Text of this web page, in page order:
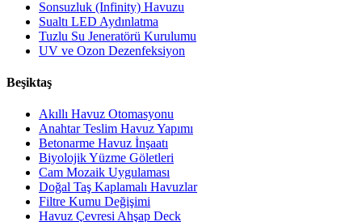
Sonsuzluk (Infinity) Havuzu
Sualtı LED Aydınlatma
Tuzlu Su Jeneratörü Kurulumu
UV ve Ozon Dezenfeksiyon
Beşiktaş
Akıllı Havuz Otomasyonu
Anahtar Teslim Havuz Yapımı
Betonarme Havuz İnşaatı
Biyolojik Yüzme Göletleri
Cam Mozaik Uygulaması
Doğal Taş Kaplamalı Havuzlar
Filtre Kumu Değişimi
Havuz Çevresi Ahşap Deck